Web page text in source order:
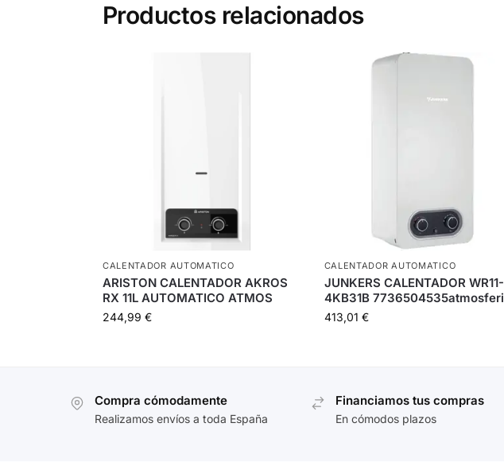
Productos relacionados
CALENTADOR AUTOMATICO
ARISTON CALENTADOR AKROS
RX 11L AUTOMATICO ATMOS
244,99 €
CALENTADOR AUTOMATICO
JUNKERS CALENTADOR WR11-
4KB31B 7736504535atmosferi
413,01 €
Compra cómodamente
Realizamos envíos a toda España
Financiamos tus compras
En cómodos plazos